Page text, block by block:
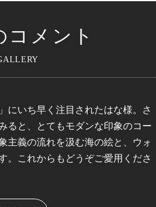
メント
にいち早く注目されたはな様。さ
ると、とてもモダンな印象のコー
主義の流れを汲む海の絵と、ウォ
。これからもどうぞご愛用くださ